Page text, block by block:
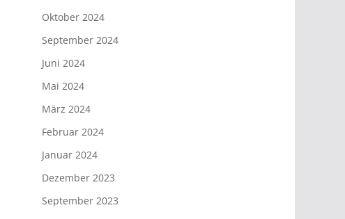
Oktober 2024
September 2024
Juni 2024
Mai 2024
März 2024
Februar 2024
Januar 2024
Dezember 2023
September 2023